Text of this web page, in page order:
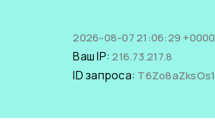
2026-08-07 21:06:29 +0000
Ваш IP:216.73.217.8
ID запроса: T6Zo8aZksOs1